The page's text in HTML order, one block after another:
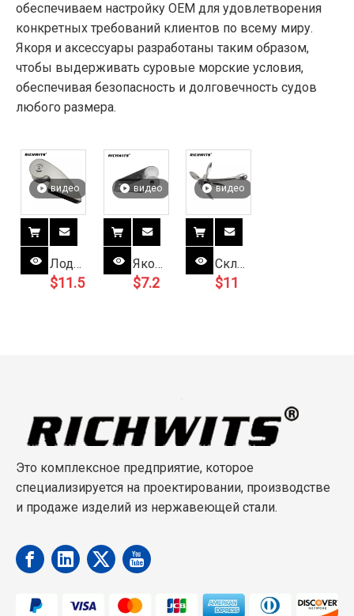
обеспечиваем настройку OEM для удовлетворения
конкретных требований клиентов по всему миру.
Якоря и аксессуары разработаны таким образом,
чтобы выдерживать суровые морские условия,
обеспечивая безопасность и долговечность судов
любого размера.
видео
Лодка
из
заводе
$11.5
видео
Якорный
ролик
$7.2
видео
Складные
якоря
$11
Это комплексное предприятие, которое
специализируется на проектировании, производстве
и продаже изделий из нержавеющей стали.